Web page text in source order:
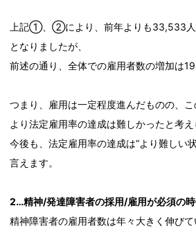
上記①、②により、前年よりも33,533人
となりましたが、
前述の通り、全体での雇用者数の増加は
つまり、雇用は一定程度進んだものの、
より法定雇用率の達成は難しかったと考え
今後も、法定雇用率の達成は“より難しい
言えます。
2…精神/発達障害者の採用/雇用が必須の
精神障害者の雇用者数は年々大きく伸びて